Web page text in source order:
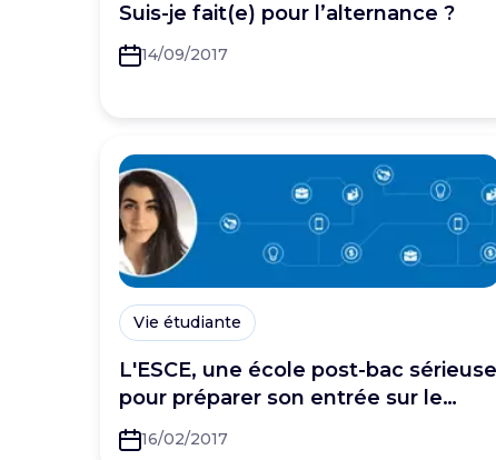
Suis-je fait(e) pour l’alternance ?
14/09/2017
Vie étudiante
L'ESCE, une école post-bac sérieuse
pour préparer son entrée sur le
marché du travail
16/02/2017